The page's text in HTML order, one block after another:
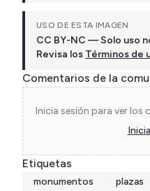
USO DE ESTA IMAGEN
CC BY-NC — Solo uso
Revisa los Términos de
Comentarios de la
Inicia sesión para ver
Etiquetas
monumentos plazas